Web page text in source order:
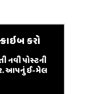
કરો
નવી પોસ્ટની
આપનું ઈ-મેલ